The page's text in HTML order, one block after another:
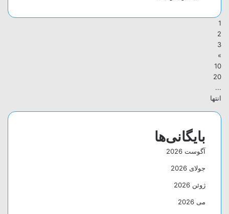
1
2
3
»
10
20
...
انتها
بایگانی‌ها
آگوست 2026
جولای 2026
ژوئن 2026
می 2026